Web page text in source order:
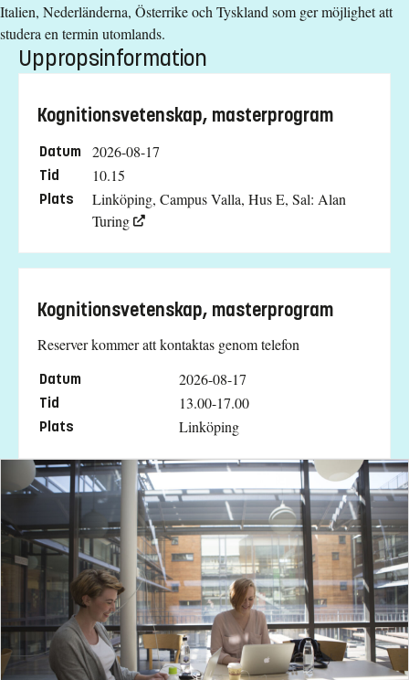
Italien, Nederländerna, Österrike och Tyskland som ger möjlighet att
studera en termin utomlands.
Uppropsinformation
Kognitionsvetenskap, masterprogram
Datum 2026-08-17
Tid 10.15
Plats
Linköping, Campus Valla, Hus E, Sal: Alan
Turing
Kognitionsvetenskap, masterprogram
Reserver kommer att kontaktas genom telefon
Datum 2026-08-17
Tid 13.00-17.00
Plats Linköping